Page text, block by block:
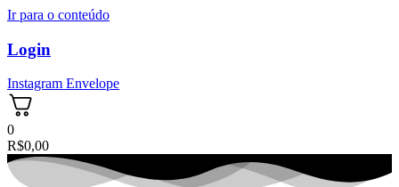
Ir para o conteúdo
Login
Instagram Envelope
0
R$0,00